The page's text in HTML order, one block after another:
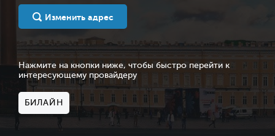
Изменить адрес
Нажмите на кнопки ниже, чтобы быстро перейти к
интересующему провайдеру
БИЛАЙН